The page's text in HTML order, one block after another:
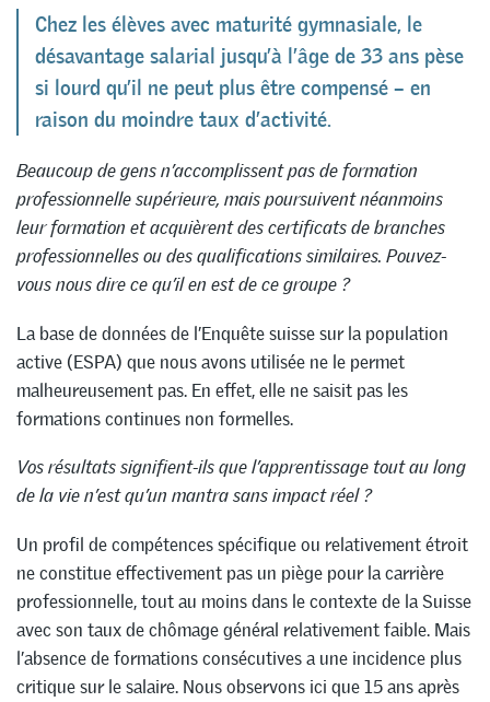
Chez les élèves avec maturité gymnasiale, le
désavantage salarial jusqu’à l’âge de 33 ans pèse
si lourd qu’il ne peut plus être compensé – en
raison du moindre taux d’activité.
Beaucoup de gens n’accomplissent pas de formation
professionnelle supérieure, mais poursuivent néanmoins
leur formation et acquièrent des certificats de branches
professionnelles ou des qualifications similaires. Pouvez-
vous nous dire ce qu’il en est de ce groupe ?
La base de données de l’Enquête suisse sur la population
active (ESPA) que nous avons utilisée ne le permet
malheureusement pas. En effet, elle ne saisit pas les
formations continues non formelles.
Vos résultats signifient-ils que l’apprentissage tout au long
de la vie n’est qu’un mantra sans impact réel ?
Un profil de compétences spécifique ou relativement étroit
ne constitue effectivement pas un piège pour la carrière
professionnelle, tout au moins dans le contexte de la Suisse
avec son taux de chômage général relativement faible. Mais
l’absence de formations consécutives a une incidence plus
critique sur le salaire. Nous observons ici que 15 ans après